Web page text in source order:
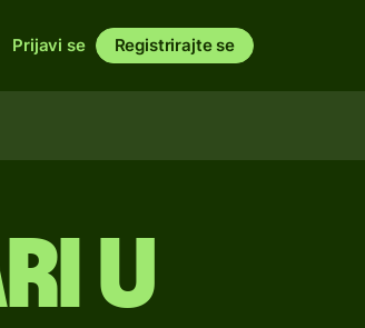
Prijavi se Registrirajte se
u